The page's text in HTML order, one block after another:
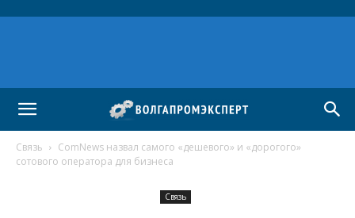
Связь
ComNews назвал самого «дешевого» и «дорогого»
сотового оператора для бизнеса
Связь